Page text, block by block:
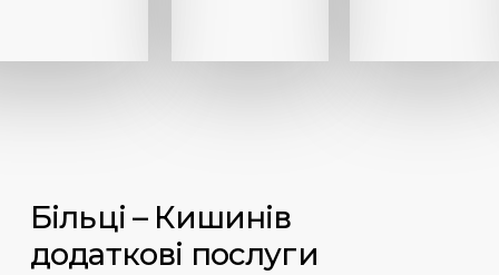
Більці – Кишинів
додаткові послуги